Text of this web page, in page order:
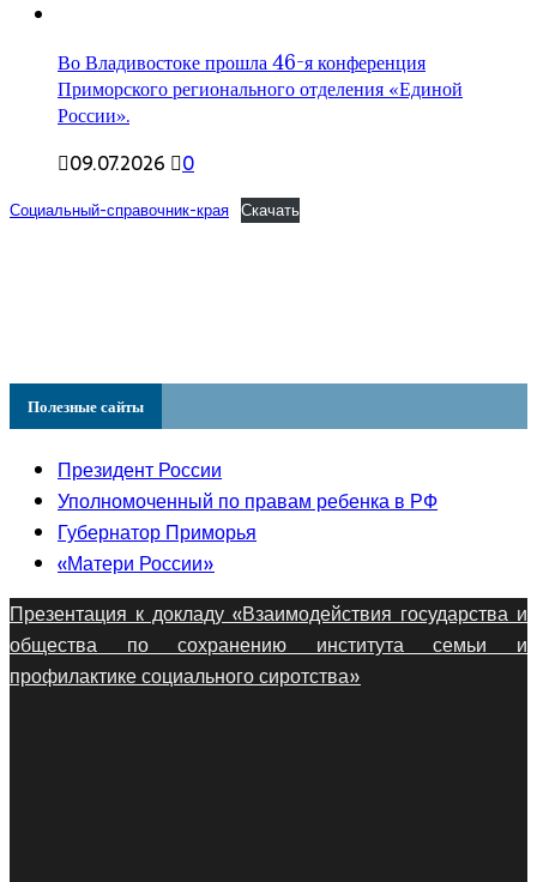
Во Владивостоке прошла 46-я конференция
Приморского регионального отделения «Единой
России».
09.07.2026 0
Социальный-справочник-края Скачать
Полезные сайты
Президент России
Уполномоченный по правам ребенка в РФ
Губернатор Приморья
«Матери России»
Презентация к докладу «Взаимодействия государства и
общества по сохранению института семьи и
профилактике социального сиротства»